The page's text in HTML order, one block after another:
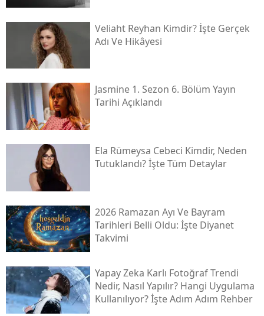
Veliaht Reyhan Kimdir? İşte Gerçek
Adı Ve Hikâyesi
Jasmine 1. Sezon 6. Bölüm Yayın
Tarihi Açıklandı
Ela Rümeysa Cebeci Kimdir, Neden
Tutuklandı? İşte Tüm Detaylar
2026 Ramazan Ayı Ve Bayram
Tarihleri Belli Oldu: İşte Diyanet
Takvimi
Yapay Zeka Karlı Fotoğraf Trendi
Nedir, Nasıl Yapılır? Hangi Uygulama
Kullanılıyor? İşte Adım Adım Rehber